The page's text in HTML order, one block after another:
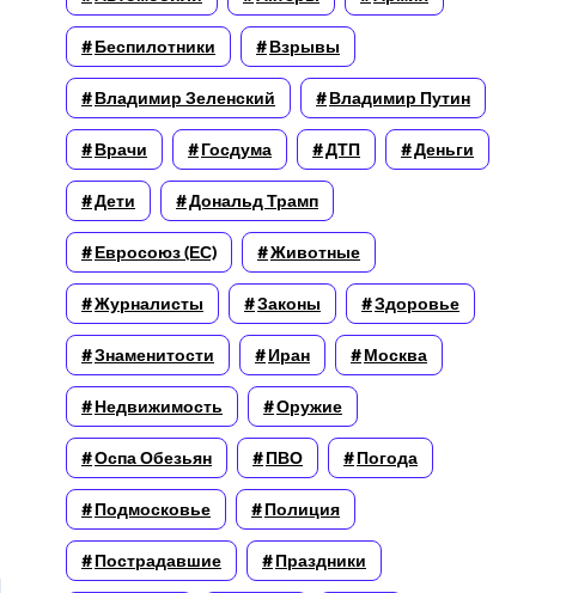
Беспилотники Взрывы
Владимир Зеленский Владимир Путин
Врачи Госдума ДТП Деньги
Дети Дональд Трамп
Евросоюз (ЕС) Животные
Журналисты Законы Здоровье
Знаменитости Иран Москва
Недвижимость Оружие
Оспа Обезьян ПВО Погода
Подмосковье Полиция
Пострадавшие Праздники